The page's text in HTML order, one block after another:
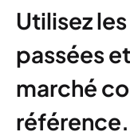
Utilisez
passées
marché
référence.